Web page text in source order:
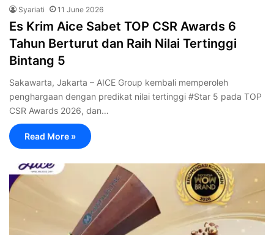
Syariati 11 June 2026
Es Krim Aice Sabet TOP CSR Awards 6
Tahun Berturut dan Raih Nilai Tertinggi
Bintang 5
Sakawarta, Jakarta – AICE Group kembali memperoleh
penghargaan dengan predikat nilai tertinggi #Star 5 pada TOP
CSR Awards 2026, dan…
Read More »